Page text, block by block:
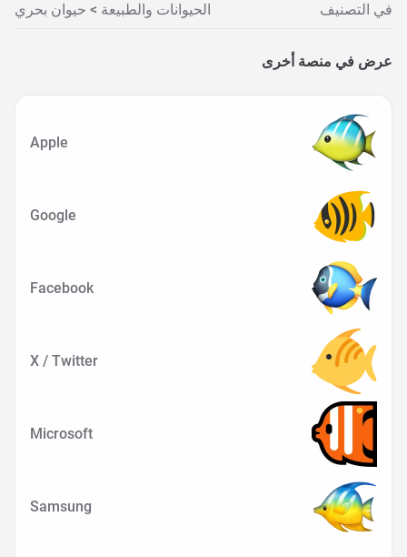
في التصنيف الحيوانات والطبيعة > حيوان بحري
عرض في منصة أخرى
Apple
Google
Facebook
X / Twitter
Microsoft
Samsung